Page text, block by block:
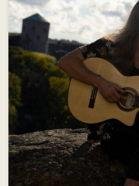
Om skolan
Nyheter
Konferens & B&B
Nordiska deltagare
Kontakt